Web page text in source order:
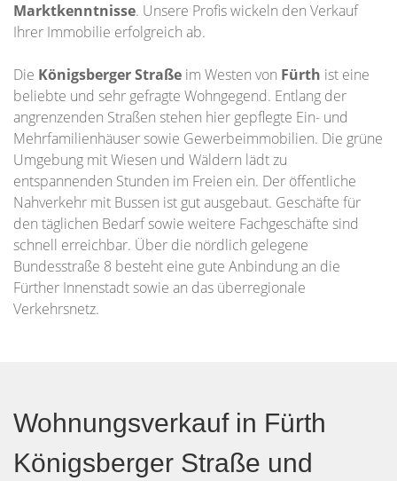
Marktkenntnisse. Unsere Profis wickeln den Verkauf
Ihrer Immobilie erfolgreich ab.
Die Königsberger Straße im Westen von Fürth ist eine
beliebte und sehr gefragte Wohngegend. Entlang der
angrenzenden Straßen stehen hier gepflegte Ein- und
Mehrfamilienhäuser sowie Gewerbeimmobilien. Die grüne
Umgebung mit Wiesen und Wäldern lädt zu
entspannenden Stunden im Freien ein. Der öffentliche
Nahverkehr mit Bussen ist gut ausgebaut. Geschäfte für
den täglichen Bedarf sowie weitere Fachgeschäfte sind
schnell erreichbar. Über die nördlich gelegene
Bundesstraße 8 besteht eine gute Anbindung an die
Fürther Innenstadt sowie an das überregionale
Verkehrsnetz.
Wohnungsverkauf in Fürth
Königsberger Straße und